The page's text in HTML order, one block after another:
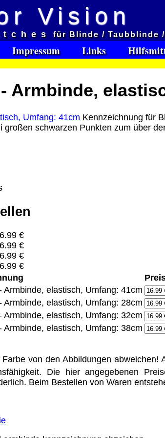
Vision
für Blinde / Taubblinde
Impressum Links
Armbinde,
Kennzeichnung für
großen schwarzen Punkten zum über
€
€
€
€
Armbinde, elastisch, Umfang: 41cm
Armbinde, elastisch, Umfang: 28cm
Armbinde, elastisch, Umfang: 32cm
Armbinde, elastisch, Umfang: 38cm
von den Abbildungen abweichen!
Die hier angegebenen
Beim Bestellen von Waren
only
PayPal: 0.00 €
Schweiz) Vorkasse: 0.00 €
Firmen. Preisänderungen,
Landgericht Hamburg entschieden,
hat. Dieses kann nur
distanzieren wir uns ausdrücklich
nicht zu eigen. Diese Erklärung
Kontakt Links Katalog (PDF) Sitemap
können.